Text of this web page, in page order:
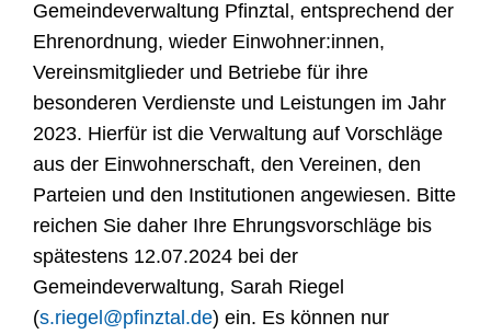
Gemeindeverwaltung Pfinztal, entsprechend der
Ehrenordnung, wieder Einwohner:innen,
Vereinsmitglieder und Betriebe für ihre
besonderen Verdienste und Leistungen im Jahr
2023. Hierfür ist die Verwaltung auf Vorschläge
aus der Einwohnerschaft, den Vereinen, den
Parteien und den Institutionen angewiesen. Bitte
reichen Sie daher Ihre Ehrungsvorschläge bis
spätestens 12.07.2024 bei der
Gemeindeverwaltung, Sarah Riegel
(s.riegel@pfinztal.de) ein. Es können nur